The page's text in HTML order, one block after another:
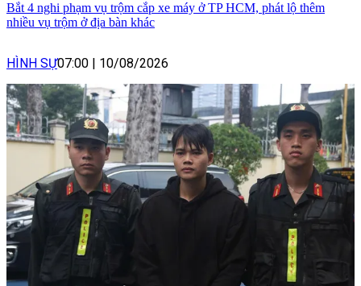
Bắt 4 nghi phạm vụ trộm cắp xe máy ở TP HCM, phát lộ thêm
nhiều vụ trộm ở địa bàn khác
HÌNH SỰ07:00 10/08/2026